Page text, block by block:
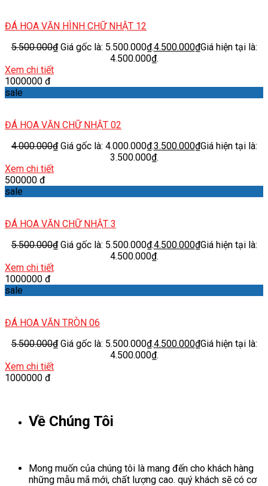
ĐÁ HOA VĂN HÌNH CHỮ NHẬT 12
5.500.000₫ Giá gốc là: 5.500.000₫.4.500.000₫Giá hiện tại là:
4.500.000₫.
Xem chi tiết
1000000 đ
sale
ĐÁ HOA VĂN CHỮ NHẬT 02
4.000.000₫ Giá gốc là: 4.000.000₫.3.500.000₫Giá hiện tại là:
3.500.000₫.
Xem chi tiết
500000 đ
sale
ĐÁ HOA VĂN CHỮ NHẬT 3
5.500.000₫ Giá gốc là: 5.500.000₫.4.500.000₫Giá hiện tại là:
4.500.000₫.
Xem chi tiết
1000000 đ
sale
ĐÁ HOA VĂN TRÒN 06
5.500.000₫ Giá gốc là: 5.500.000₫.4.500.000₫Giá hiện tại là:
4.500.000₫.
Xem chi tiết
1000000 đ
Về Chúng Tôi
Mong muốn của chúng tôi là mang đến cho khách hàng
những mẫu mã mới, chất lượng cao. quý khách sẽ có cơ